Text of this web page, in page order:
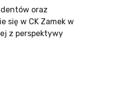
oraz
się w CK Zamek w
z perspektywy